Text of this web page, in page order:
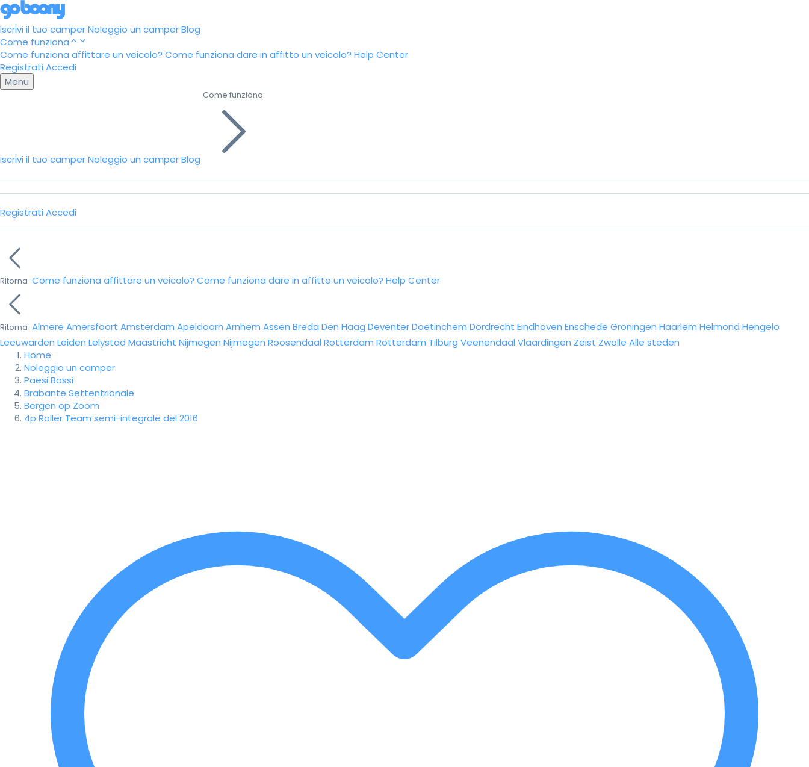
Iscrivi il tuo camperNoleggio un camperBlog
Come funziona
Come funziona affittare un veicolo? Come funziona dare in affitto un veicolo? Help Center
Registrati Accedi
Menu
Iscrivi il tuo camperNoleggio un camperBlog
Come funziona
Registrati Accedi
Ritorna Come funziona affittare un veicolo? Come funziona dare in affitto un veicolo? Help Center
Ritorna Almere Amersfoort Amsterdam Apeldoorn Arnhem Assen Breda Den Haag DeventerDoetinchem Dordrecht Eindhoven Enschede Groningen Haarlem Helmond Hengelo
Leeuwarden Leiden Lelystad Maastricht Nijmegen Nijmegen Roosendaal Rotterdam Rotterdam Tilburg Veenendaal Vlaardingen Zeist Zwolle Alle steden
Home
Noleggio un camper
Paesi Bassi
Brabante Settentrionale
Bergen op Zoom
4p Roller Team semi-integrale del 2016